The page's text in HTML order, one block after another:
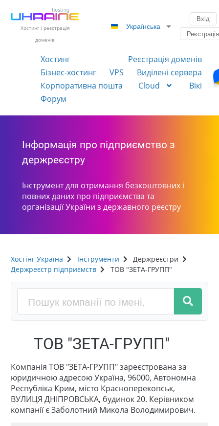
Хостинг і реєстрація
доменів
Українська
Вхід
Реєстрація
Хостинг
Реєстрація доменів
Бізнес-хостинг
VPS
Виділені сервера
Корпоративна пошта
Cloud
Вікі
Форум
Інформація про підприємство з
держреєстру
Інструмент для отримання безкоштовних і
повних даних про підприємства та
організації України з державного реєстру
Хостінг Україна Інструменти
Держреєстри
Держреєстр підприємств
ТОВ "ЗЕТА-ГРУПП"
ТОВ "ЗЕТА-ГРУПП"
Компанія ТОВ "ЗЕТА-ГРУПП" зареєстрована за
юридичною адресою Україна, 96000, Автономна
Республіка Крим, місто Красноперекопськ,
ВУЛИЦЯ ДНІПРОВСЬКА, будинок 20. Керівником
компанії є Заболотний Микола Володимирович.